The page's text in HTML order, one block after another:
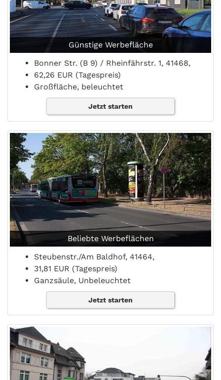
Günstige Werbefläche
Bonner Str. (B 9) / Rheinfährstr. 1, 41468,
62,26 EUR (Tagespreis)
Großfläche, beleuchtet
Jetzt starten
Beliebte Werbeflächen
Steubenstr./Am Baldhof, 41464,
31,81 EUR (Tagespreis)
Ganzsäule, Unbeleuchtet
Jetzt starten